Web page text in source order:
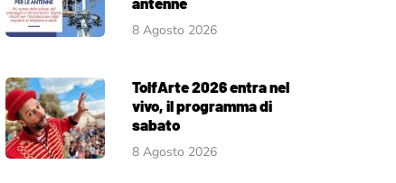
8 Agosto 2026
TolfArte 2026 entra nel
vivo, il programma di
sabato
8 Agosto 2026